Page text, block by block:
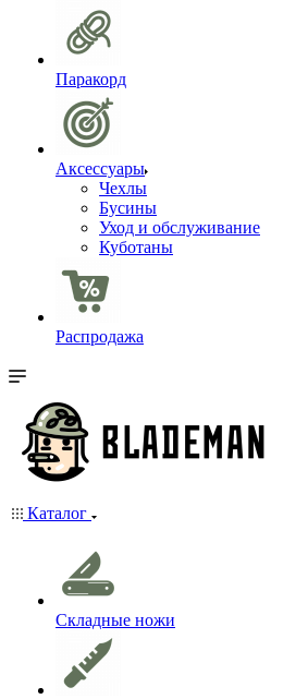
Паракорд
Аксессуары
Чехлы
Бусины
Уход и обслуживание
Куботаны
Распродажа
Каталог
Складные ножи